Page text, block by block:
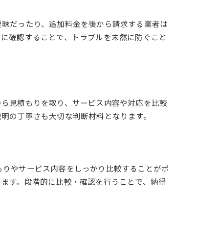
だったり、追加料金を後から請求する業者は
確認することで、トラブルを未然に防ぐこと
見積もりを取り、サービス内容や対応を比較
の丁寧さも大切な判断材料となります。
やサービス内容をしっかり比較することがポ
す。段階的に比較・確認を行うことで、納得